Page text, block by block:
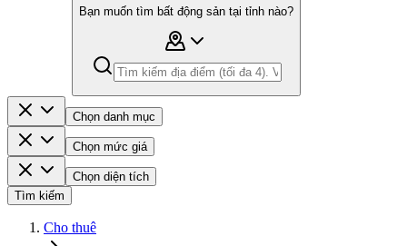
Bạn muốn tìm bất động sản tại tỉnh nào?
Chọn danh mục
Chọn mức giá
Chọn diện tích
Tìm kiếm
Cho thuê